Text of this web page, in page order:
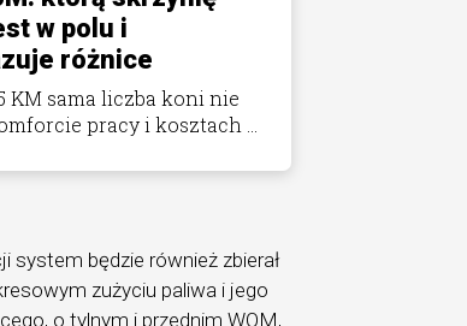
w polu i
różnice
KM sama liczba koni nie
pracy i kosztach ...
będzie również zbierał
zużyciu paliwa i jego
o tylnym i przednim WOM,